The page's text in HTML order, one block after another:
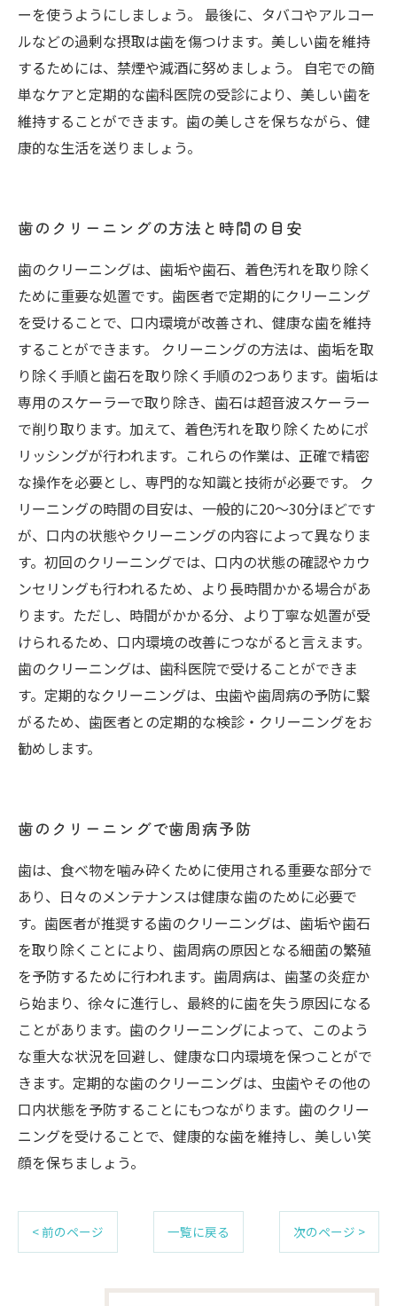
ーを使うようにしましょう。 最後に、タバコやアルコー
ルなどの過剰な摂取は歯を傷つけます。美しい歯を維持
するためには、禁煙や減酒に努めましょう。 自宅での簡
単なケアと定期的な歯科医院の受診により、美しい歯を
維持することができます。歯の美しさを保ちながら、健
康的な生活を送りましょう。
歯のクリーニングの方法と時間の目安
歯のクリーニングは、歯垢や歯石、着色汚れを取り除く
ために重要な処置です。歯医者で定期的にクリーニング
を受けることで、口内環境が改善され、健康な歯を維持
することができます。 クリーニングの方法は、歯垢を取
り除く手順と歯石を取り除く手順の2つあります。歯垢は
専用のスケーラーで取り除き、歯石は超音波スケーラー
で削り取ります。加えて、着色汚れを取り除くためにポ
リッシングが行われます。これらの作業は、正確で精密
な操作を必要とし、専門的な知識と技術が必要です。 ク
リーニングの時間の目安は、一般的に20〜30分ほどです
が、口内の状態やクリーニングの内容によって異なりま
す。初回のクリーニングでは、口内の状態の確認やカウ
ンセリングも行われるため、より長時間かかる場合があ
ります。ただし、時間がかかる分、より丁寧な処置が受
けられるため、口内環境の改善につながると言えます。
歯のクリーニングは、歯科医院で受けることができま
す。定期的なクリーニングは、虫歯や歯周病の予防に繋
がるため、歯医者との定期的な検診・クリーニングをお
勧めします。
歯のクリーニングで歯周病予防
歯は、食べ物を噛み砕くために使用される重要な部分で
あり、日々のメンテナンスは健康な歯のために必要で
す。歯医者が推奨する歯のクリーニングは、歯垢や歯石
を取り除くことにより、歯周病の原因となる細菌の繁殖
を予防するために行われます。歯周病は、歯茎の炎症か
ら始まり、徐々に進行し、最終的に歯を失う原因になる
ことがあります。歯のクリーニングによって、このよう
な重大な状況を回避し、健康な口内環境を保つことがで
きます。定期的な歯のクリーニングは、虫歯やその他の
口内状態を予防することにもつながります。歯のクリー
ニングを受けることで、健康的な歯を維持し、美しい笑
顔を保ちましょう。
< 前のページ 一覧に戻る 次のページ >